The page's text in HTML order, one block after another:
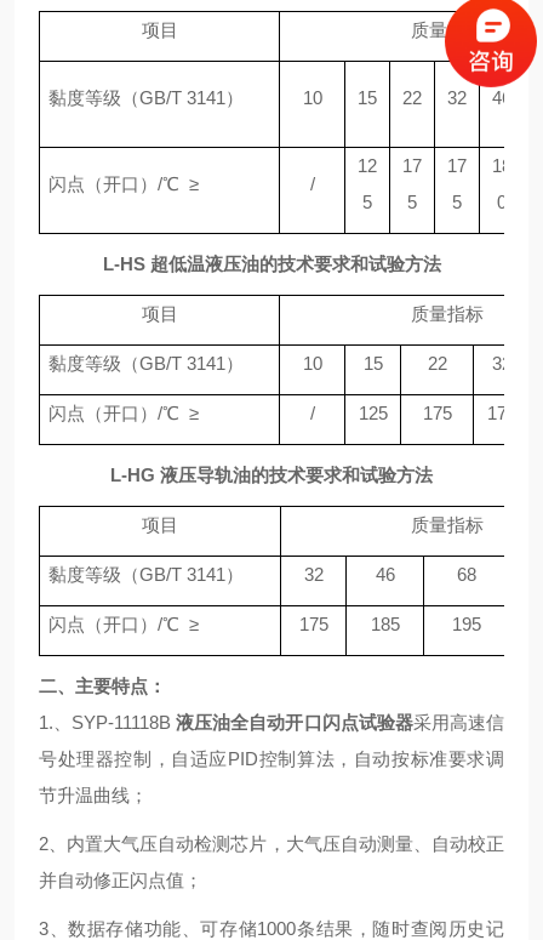
项目 质量指标
黏度等级（GB/T 3141） 10 15 22 32 46
闪点（开口）/℃ ≥ /
12
5
17
5
17
5
18
0
L-HS 超低温液压油的技术要求和试验方法
项目 质量指标
黏度等级（GB/T 3141） 10 15 22 32
闪点（开口）/℃ ≥ / 125 175 175
L-HG 液压导轨油的技术要求和试验方法
项目 质量指标
黏度等级（GB/T 3141） 32 46 68
闪点（开口）/℃ ≥ 175 185 195
二、 主要特点：
1.、SYP-11118B液压油全自动开口闪点试验器采用高速信
号处理器控制，自适应PID控制算法，自动按标准要求调
节升温曲线；
2、内置大气压自动检测芯片，大气压自动测量、自动校正
并自动修正闪点值；
3、数据存储功能、可存储1000条结果，随时查阅历史记